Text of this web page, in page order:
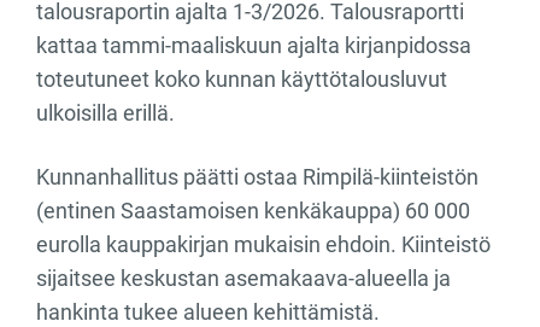
talousraportin ajalta 1-3/2026. Talousraportti
kattaa tammi-maaliskuun ajalta kirjanpidossa
toteutuneet koko kunnan käyttötalousluvut
ulkoisilla erillä.
Kunnanhallitus päätti ostaa Rimpilä-kiinteistön
(entinen Saastamoisen kenkäkauppa) 60 000
eurolla kauppakirjan mukaisin ehdoin. Kiinteistö
sijaitsee keskustan asemakaava-alueella ja
hankinta tukee alueen kehittämistä.